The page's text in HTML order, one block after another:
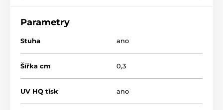
Parametry
Stuha ano
Šířka cm 0,3
UV HQ tisk ano